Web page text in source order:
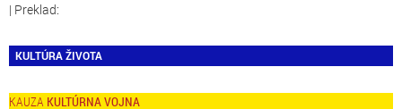
KULTÚRA ŽIVOTA
KULTÚRNA VOJNA